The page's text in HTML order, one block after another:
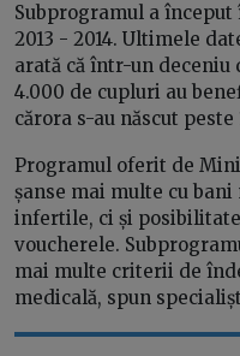
Subprogramul a început
2013 - 2014. Ultimele
arată că într-un
4.000 de cupluri au
cărora s-au născut peste
Programul oferit de
șanse mai multe cu
infertile, ci și
voucherele.
mai multe criterii de
medicală, spun